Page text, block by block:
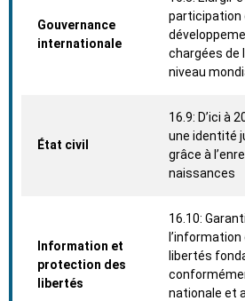
Gouvernance
internationale
participation
chargées de
niveau
État civil
16.9: D’ici à
une identité
grâce à
naissances
Information et
protection des
libertés
16.10:
libertés
nationale et